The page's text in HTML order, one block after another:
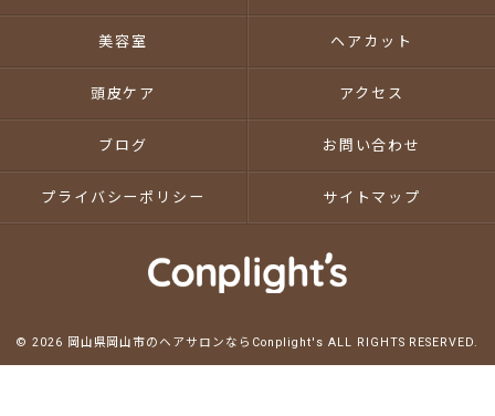
美容室 ヘアカット
頭皮ケア アクセス
ブログ お問い合わせ
プライバシーポリシー サイトマップ
© 2026 岡山県岡山市のヘアサロンならConplight's ALL RIGHTS RESERVED.